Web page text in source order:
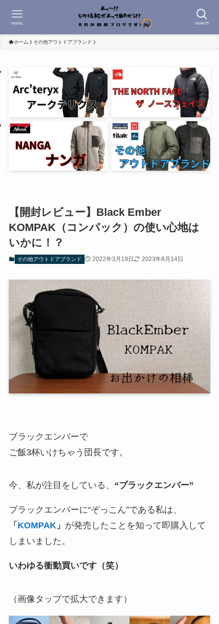
search
menu
ホーム その他アウトドアブランド
【開封レビュー】Black Ember
KOMPAK（コンパック）の使い心地は
いかに！？
その他アウトドアブランド 2022年3月19日 2023年8月14日
ブラックエンバーで
ご飯3杯いけちゃう団長です。
今、私が注目をしている、 “ブラックエンバー”
ブラックエンバーに“ぞっこん”である私は、
「 KOMPAK」 が発売したことを知って即購入して
しまいました。
いわゆる衝動買いです（笑）
（画像タップで拡大できます）